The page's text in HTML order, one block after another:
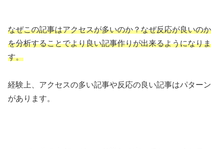
なぜこの記事はアクセスが多いのか？なぜ反応が良いのか
を分析することでより良い記事作りが出来るようになりま
す。
経験上、アクセスの多い記事や反応の良い記事はパターン
があります。